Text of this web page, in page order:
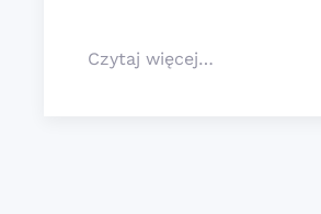
Czytaj więcej…